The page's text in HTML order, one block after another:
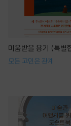
미움받을 용기 (특별
모든 고민은 관계